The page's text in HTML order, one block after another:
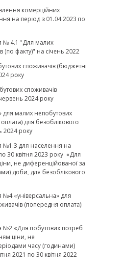
комерційних
на період з 01.04.2023 по
№ 4.1 "Для малих
(по факту)" на січень 2022
споживачів (бюджетні
року
споживачів
2024 року
для малих непобутових
для безоблікового
2024 року
№1.3 для населення на
30 квітня 2023 року «Для
не диференційованої за
доби, для безоблікового
«універсальна» для
(попередня оплата)
№2 «Для побутових потреб
ціни, не
часу (годинами)
2021 по 30 квітня 2022